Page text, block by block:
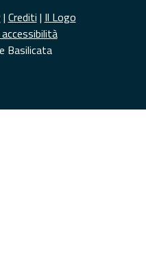
| Crediti | Il Logo
Basilicata